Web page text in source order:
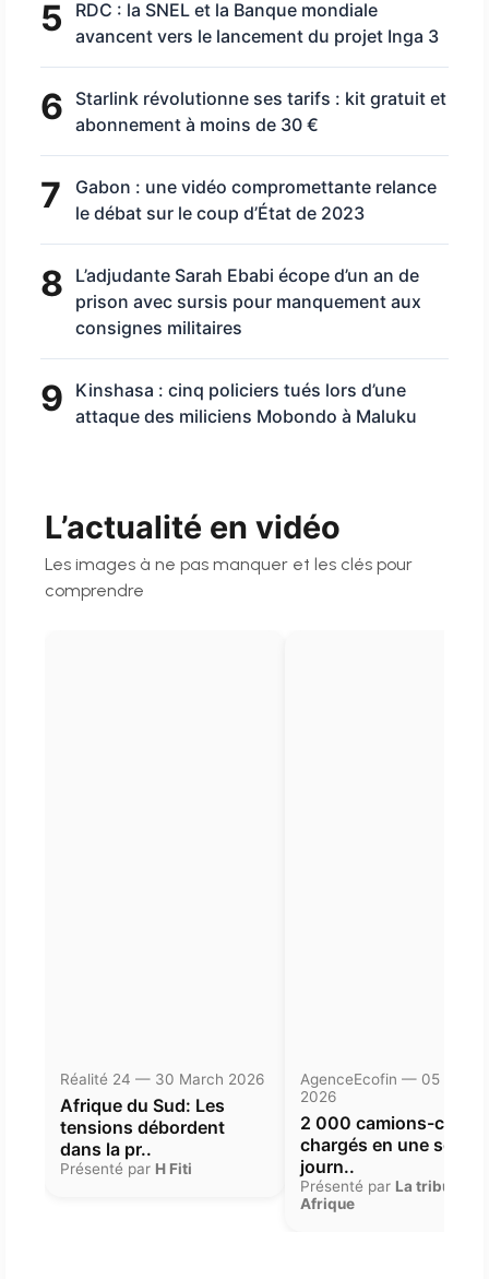
5
RDC : la SNEL et la Banque mondiale
avancent vers le lancement du projet Inga 3
6
Starlink révolutionne ses tarifs : kit gratuit et
abonnement à moins de 30 €
7
Gabon : une vidéo compromettante relance
le débat sur le coup d’État de 2023
8
L’adjudante Sarah Ebabi écope d’un an de
prison avec sursis pour manquement aux
consignes militaires
9
Kinshasa : cinq policiers tués lors d’une
attaque des miliciens Mobondo à Maluku
L’actualité en vidéo
Les images à ne pas manquer et les clés pour
comprendre
Réalité 24 — 30 March 2026
Afrique du Sud: Les
tensions débordent
dans la pr..
Présenté par H Fiti
AgenceEcofin — 05
2026
2 000 camions-
chargés en une seule
journ..
Présenté par La tribune
Afrique